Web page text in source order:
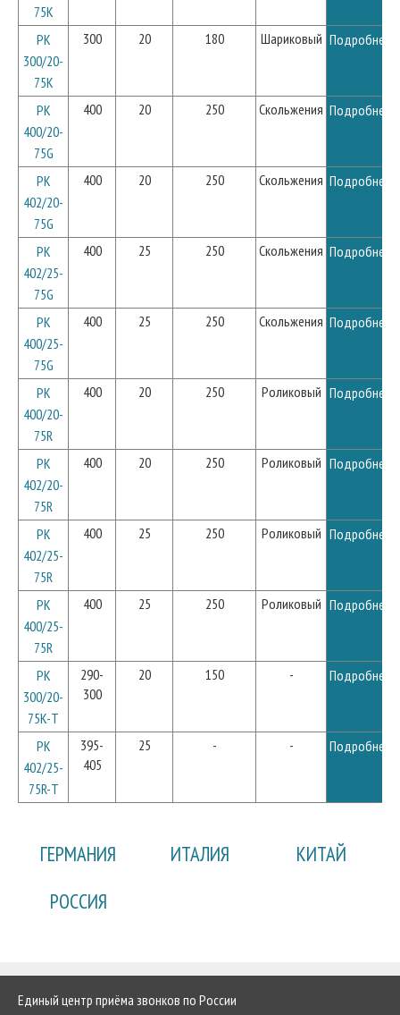
75K
PK
300/20-
75K
300 20 180 Шариковый Подробнее
PK
400/20-
75G
400 20 250 Скольжения Подробнее
PK
402/20-
75G
400 20 250 Скольжения Подробнее
PK
402/25-
75G
400 25 250 Скольжения Подробнее
PK
400/25-
75G
400 25 250 Скольжения Подробнее
PK
400/20-
75R
400 20 250 Роликовый Подробнее
PK
402/20-
75R
400 20 250 Роликовый Подробнее
PK
402/25-
75R
400 25 250 Роликовый Подробнее
PK
400/25-
75R
400 25 250 Роликовый Подробнее
PK
300/20-
75K-T
290-
300
20 150 - Подробнее
PK
402/25-
75R-T
395-
405
25 - - Подробнее
ГЕРМАНИЯ ИТАЛИЯ
КИТАЙ
РОССИЯ
Единый центр приёма звонков по России